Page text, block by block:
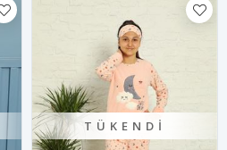
TÜKENDI